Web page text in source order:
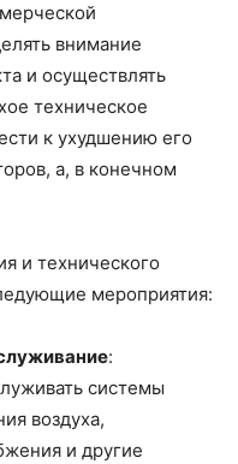
внимание
и осуществлять
техническое
к ухудшению его
а, в конечном
и технического
мероприятия:
:
системы
воздуха,
и другие